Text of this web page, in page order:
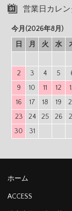
営業日カレン
今月(2026年8月)
日
月 火 水
2
3 4 5
9
10 11 12
16
17 18 19
23
24 25 26
30
31
ホーム
ACCESS